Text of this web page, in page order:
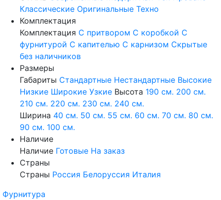
Классические Оригинальные Техно
Комплектация
Комплектация С притвором С коробкой С
фурнитурой С капителью С карнизом Скрытые
без наличников
Размеры
Габариты Стандартные Нестандартные Высокие
Низкие Широкие Узкие Высота 190 см. 200 см.
210 см. 220 см. 230 см. 240 см.
Ширина 40 см. 50 см. 55 см. 60 см. 70 см. 80 см.
90 см. 100 см.
Наличие
Наличие Готовые На заказ
Страны
Страны Россия Белоруссия Италия
Фурнитура